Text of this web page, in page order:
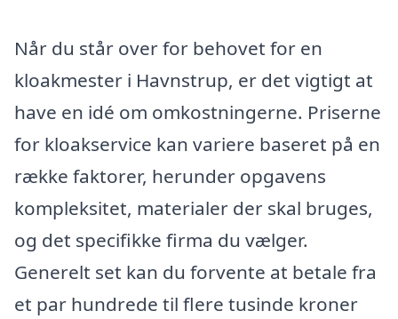
Når du står over for behovet for en
kloakmester i Havnstrup, er det vigtigt at
have en idé om omkostningerne. Priserne
for kloakservice kan variere baseret på en
række faktorer, herunder opgavens
kompleksitet, materialer der skal bruges,
og det specifikke firma du vælger.
Generelt set kan du forvente at betale fra
et par hundrede til flere tusinde kroner